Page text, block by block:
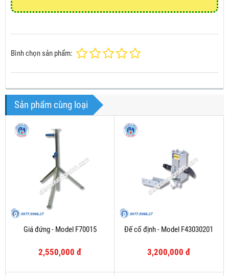
Bình chọn sản phẩm:
Sản phẩm cùng loại
Giá đứng - Model F70015
2,550,000 đ
Đế cố định - Model F43030201
3,200,000 đ